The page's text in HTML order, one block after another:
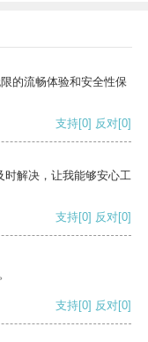
的流畅体验和安全性保
支持[0] 反对[0]
时解决，让我能够安心工
支持[0] 反对[0]
支持[0] 反对[0]